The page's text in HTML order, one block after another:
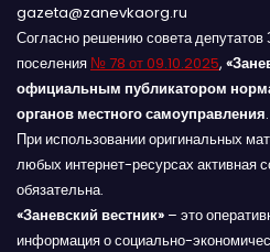
gazeta@zanevkaorg.ru
Согласно решению совета депутатов
поселения № 78 от 09.10.2025,
официальным публикатором
органов местного самоуправления.
При использовании оригинальных
любых интернет-ресурсах
обязательна.
«Заневский вестник» – это
информация о социально-